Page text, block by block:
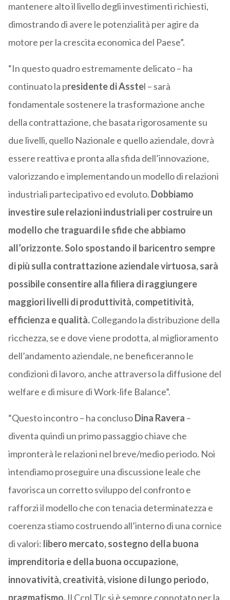
mantenere alto il livello degli investimenti richiesti,
dimostrando di avere le potenzialità per agire da
motore per la crescita economica del Paese”.
“In questo quadro estremamente delicato – ha
continuato la presidente di Asstel – sarà
fondamentale sostenere la trasformazione anche
della contrattazione, che basata rigorosamente su
due livelli, quello Nazionale e quello aziendale, dovrà
essere reattiva e pronta alla sfida dell’innovazione,
valorizzando e implementando un modello di relazioni
industriali partecipativo ed evoluto. Dobbiamo
investire sule relazioni industriali per costruire un
modello che traguardi le sfide che abbiamo
all’orizzonte. Solo spostando il baricentro sempre
di più sulla contrattazione aziendale virtuosa, sarà
possibile consentire alla filiera di raggiungere
maggiori livelli di produttività, competitività,
efficienza e qualità.Collegando la distribuzione della
ricchezza, se e dove viene prodotta, al miglioramento
dell’andamento aziendale, ne beneficeranno le
condizioni di lavoro, anche attraverso la diffusione del
welfare e di misure di Work-life Balance”.
“Questo incontro – ha conclusoDina Ravera –
diventa quindi un primo passaggio chiave che
impronterà le relazioni nel breve/medio periodo. Noi
intendiamo proseguire una discussione leale che
favorisca un corretto sviluppo del confronto e
rafforzi il modello che con tenacia determinatezza e
coerenza stiamo costruendo all’interno di una cornice
di valori: libero mercato, sostegno della buona
imprenditoria e della buona occupazione,
innovatività, creatività, visione di lungo periodo,
pragmatismo. Il Ccnl Tlc si è sempre connotato per la